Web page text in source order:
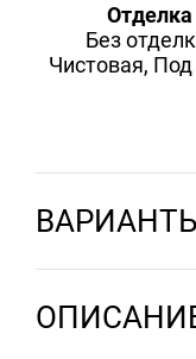
Отделка
Без
Чистовая,